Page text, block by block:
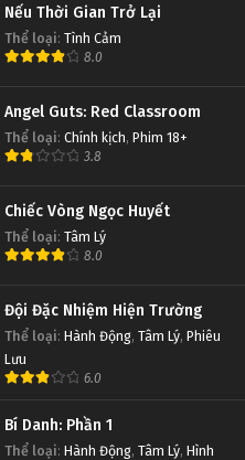
Nếu Thời Gian Trở Lại
Thể loại: Tình Cảm
8.0
Angel Guts: Red Classroom
Thể loại: Chính kịch, Phim 18+
3.8
Chiếc Vòng Ngọc Huyết
Thể loại: Tâm Lý
8.0
Đội Đặc Nhiệm Hiện Trường
Thể loại: Hành Động, Tâm Lý, Phiêu
Lưu
6.0
Bí Danh: Phần 1
Thể loại: Hành Động, Tâm Lý, Hình